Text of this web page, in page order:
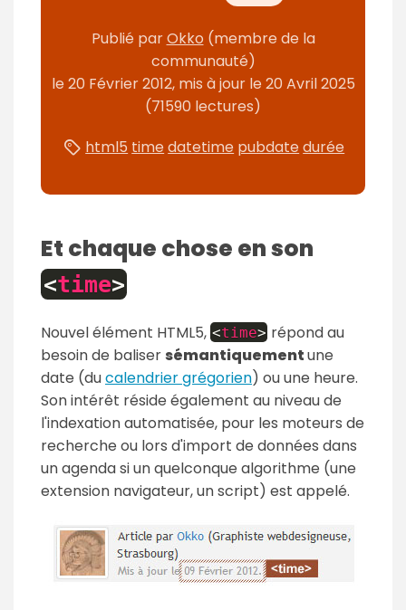
Publié parOkko (membre de la
communauté)
le20 Février 2012, mis à jour le20 Avril 2025
(71590 lectures)
html5 timedatetime pubdatedurée
Et chaque chose en son
<time>
Nouvel élément HTML5, <time> répond au
besoin de balisersémantiquementune
date (ducalendrier grégorien) ou une heure.
Son intérêt réside également au niveau de
l'indexation automatisée, pour les moteurs de
recherche ou lors d'import de données dans
un agenda si un quelconque algorithme (une
extension navigateur, un script) est appelé.